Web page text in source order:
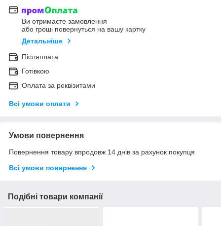
Ви отримаєте замовлення
або гроші повернуться на вашу картку
Детальніше
Післяплата
Готівкою
Оплата за реквізитами
Всі умови оплати
Умови повернення
Повернення товару впродовж 14 днів за рахунок покупця
Всі умови повернення
Подібні товари компанії